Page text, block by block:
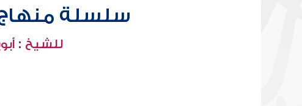
سلسلة منهاج
للشيخ :